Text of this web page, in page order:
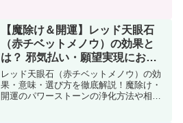
【魔除け＆開運】レッド天眼石
（赤チベットメノウ）の効果と
は？ 邪気払い・願望実現におす
すめ！
レッド天眼石（赤チベットメノウ）の効
果・意味・選び方を徹底解説！魔除け・
開運のパワーストーンの浄化方法や相性